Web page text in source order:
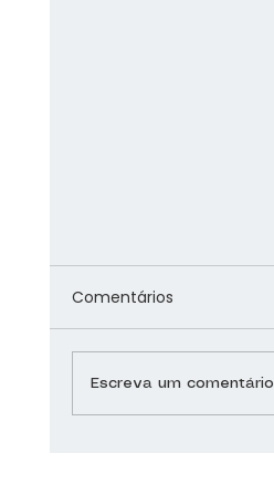
Comentários
Escreva um comentário